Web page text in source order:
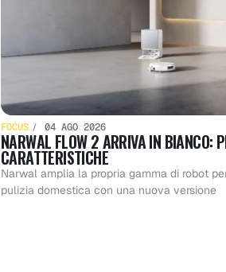
FOCUS 04 AGO 2026
NARWAL FLOW 2 ARRIVA IN BIANCO:
CARATTERISTICHE
Narwal amplia la propria gamma di robot
pulizia domestica con una nuova versione